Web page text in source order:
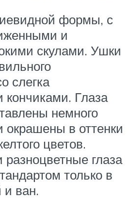
формы, с
и
скулами. Ушки
слегка
кончиками. Глаза
немного
окрашены в оттенки
цветов.
разноцветные глаза
только в
и ван.